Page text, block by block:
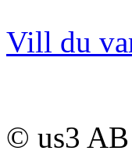
Vill du
© us3 AB